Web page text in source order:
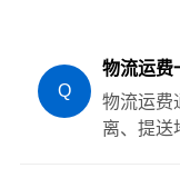
Q
物流运费
物流运费
离、提送